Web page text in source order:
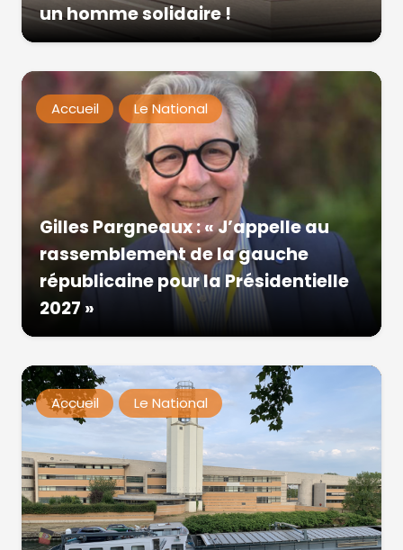
un homme solidaire !
Accueil Le National
Gilles Pargneaux : « J’appelle au
rassemblement de la gauche
républicaine pour la Présidentielle
2027 »
Accueil Le National